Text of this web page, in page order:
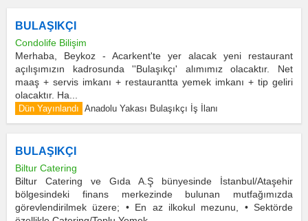
BULAŞIKÇI
Condolife Bilişim
Merhaba, Beykoz - Acarkent'te yer alacak yeni restaurant
açılışımızın kadrosunda ''Bulaşıkçı' alımımız olacaktır. Net
maaş + servis imkanı + restaurantta yemek imkanı + tip geliri
olacaktır. Ha...
Dün Yayınlandı Anadolu Yakası Bulaşıkçı İş İlanı
BULAŞIKÇI
Biltur Catering
Biltur Catering ve Gıda A.Ş bünyesinde İstanbul/Ataşehir
bölgesindeki finans merkezinde bulunan mutfağımızda
görevlendirilmek üzere; • En az ilkokul mezunu, • Sektörde